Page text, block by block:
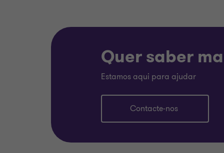
Quer saber
Estamos aqui para ajudar
Contacte-nos